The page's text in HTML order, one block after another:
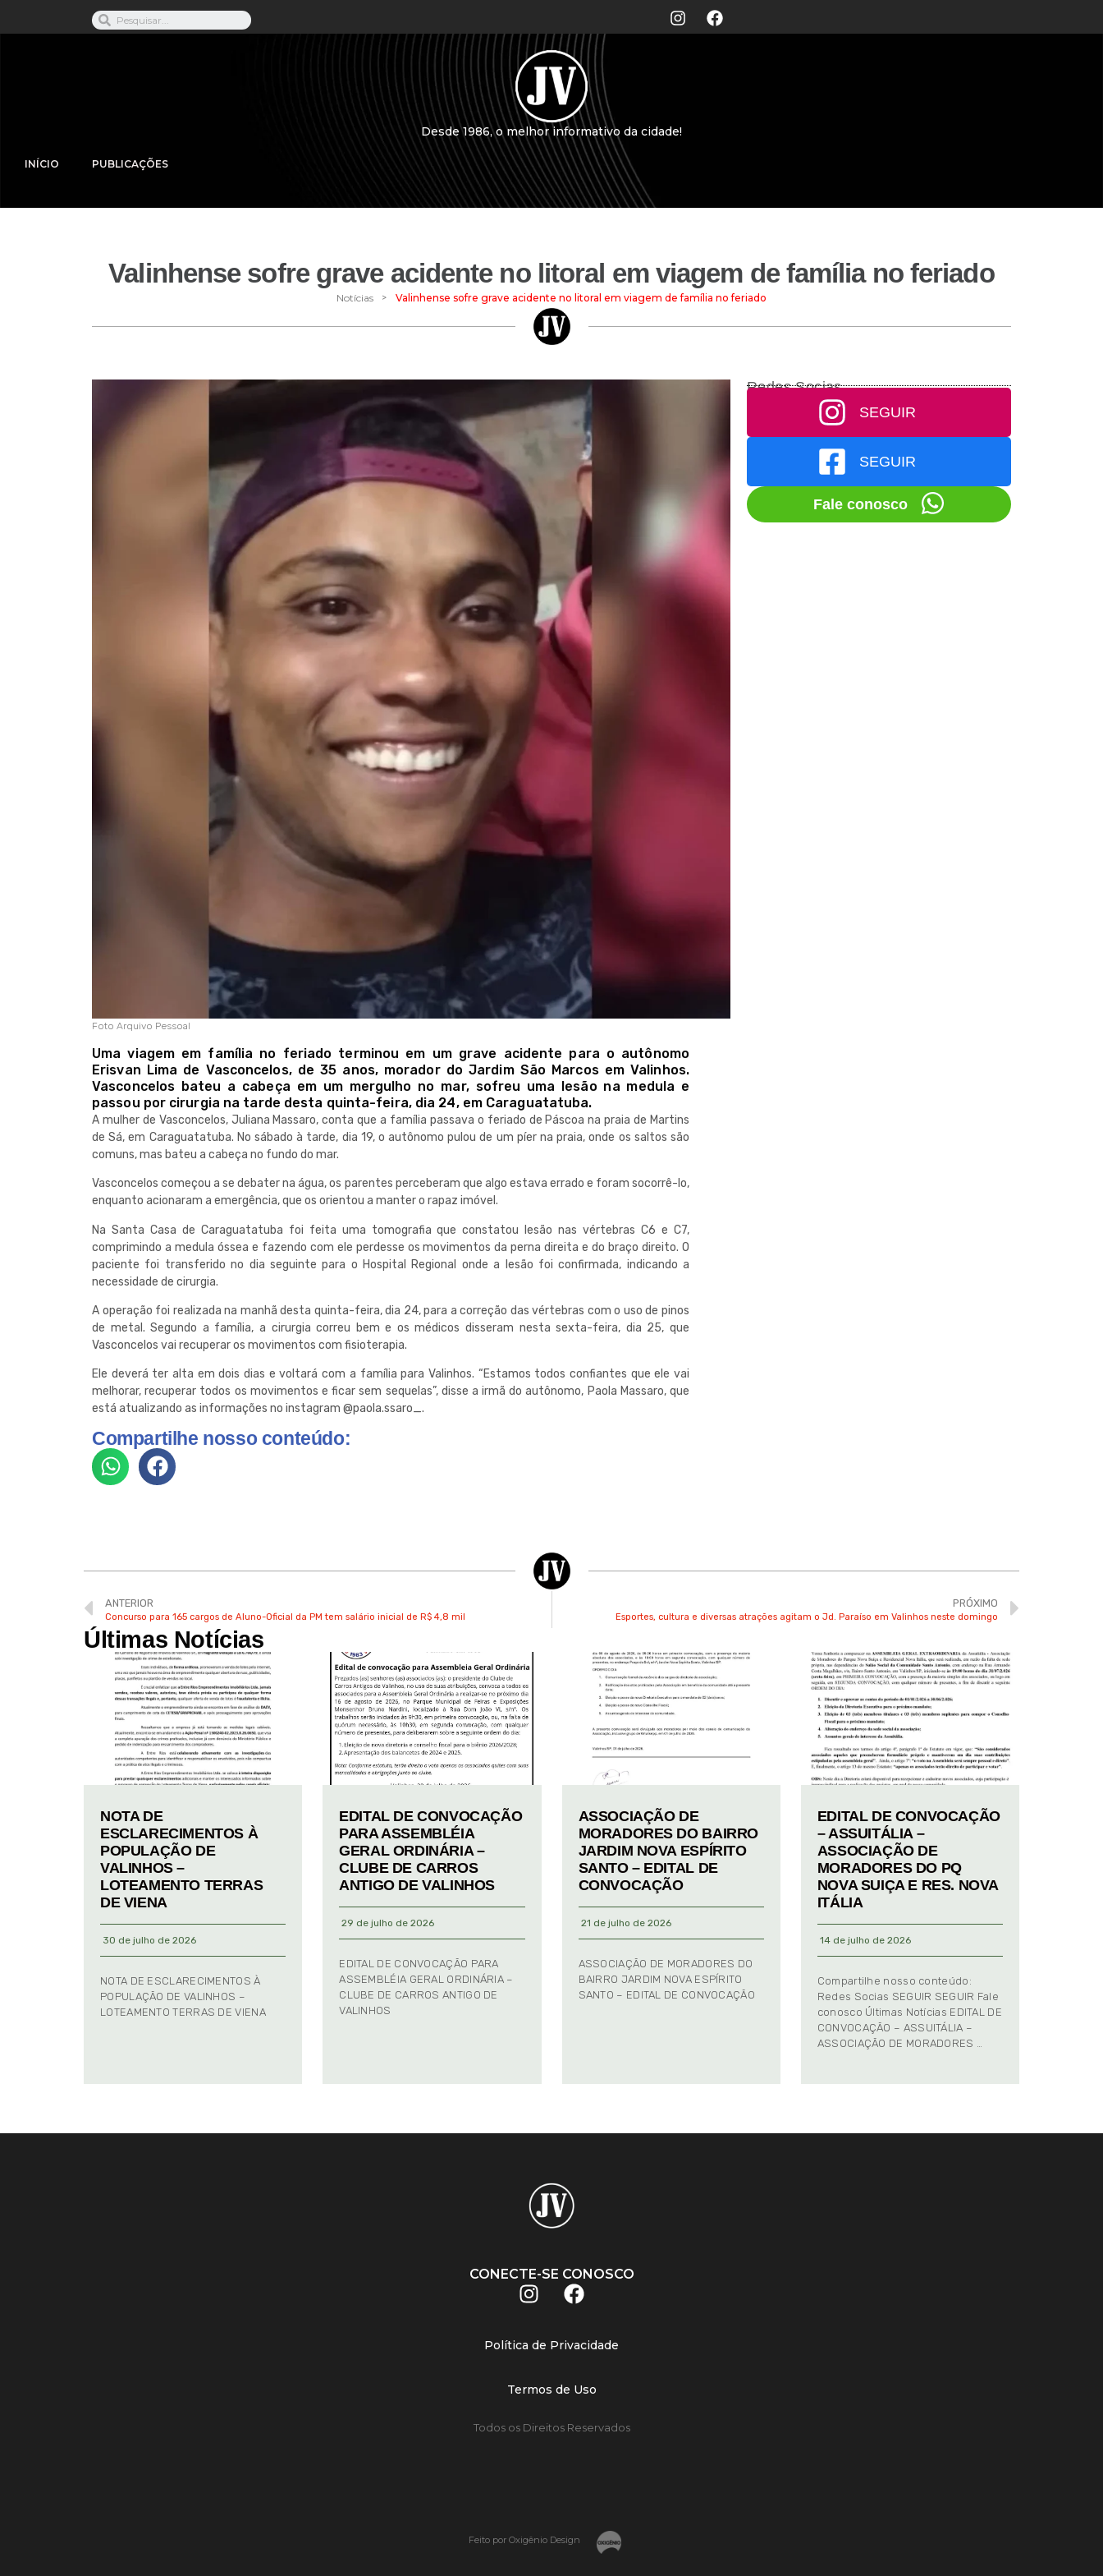
Desde 1986, o melhor informativo da cidade!
INÍCIO PUBLICAÇÕES
Valinhense sofre grave acidente no litoral em viagem de família no feriado
Notícias > Valinhense sofre grave acidente no litoral em viagem de família no feriado
Foto Arquivo Pessoal
Uma viagem em família no feriado terminou em um grave acidente para o autônomo
Erisvan Lima de Vasconcelos, de 35 anos, morador do Jardim São Marcos em Valinhos.
Vasconcelos bateu a cabeça em um mergulho no mar, sofreu uma lesão na medula e
passou por cirurgia na tarde desta quinta-feira, dia 24, em Caraguatatuba.
A mulher de Vasconcelos, Juliana Massaro, conta que a família passava o feriado de Páscoa na praia de Martins
de Sá, em Caraguatatuba. No sábado à tarde, dia 19, o autônomo pulou de um píer na praia, onde os saltos são
comuns, mas bateu a cabeça no fundo do mar.
Vasconcelos começou a se debater na água, os parentes perceberam que algo estava errado e foram socorrê-lo,
enquanto acionaram a emergência, que os orientou a manter o rapaz imóvel.
Na Santa Casa de Caraguatatuba foi feita uma tomografia que constatou lesão nas vértebras C6 e C7,
comprimindo a medula óssea e fazendo com ele perdesse os movimentos da perna direita e do braço direito. O
paciente foi transferido no dia seguinte para o Hospital Regional onde a lesão foi confirmada, indicando a
necessidade de cirurgia.
A operação foi realizada na manhã desta quinta-feira, dia 24, para a correção das vértebras com o uso de pinos
de metal. Segundo a família, a cirurgia correu bem e os médicos disseram nesta sexta-feira, dia 25, que
Vasconcelos vai recuperar os movimentos com fisioterapia.
Ele deverá ter alta em dois dias e voltará com a família para Valinhos. “Estamos todos confiantes que ele vai
melhorar, recuperar todos os movimentos e ficar sem sequelas”, disse a irmã do autônomo, Paola Massaro, que
está atualizando as informações no instagram @paola.ssaro_.
Compartilhe nosso conteúdo:
Redes Socias
SEGUIR
SEGUIR
Fale conosco
ANTERIOR
Concurso para 165 cargos de Aluno-Oficial da PM tem salário inicial de R$ 4,8 mil
PRÓXIMO
Esportes, cultura e diversas atrações agitam o Jd. Paraíso em Valinhos neste domingo
Últimas Notícias
NOTA DE
ESCLARECIMENTOS À
POPULAÇÃO DE
VALINHOS –
LOTEAMENTO TERRAS
DE VIENA
30 de julho de 2026
NOTA DE ESCLARECIMENTOS À
POPULAÇÃO DE VALINHOS –
LOTEAMENTO TERRAS DE VIENA
EDITAL DE CONVOCAÇÃO
PARA ASSEMBLÉIA
GERAL ORDINÁRIA –
CLUBE DE CARROS
ANTIGO DE VALINHOS
29 de julho de 2026
EDITAL DE CONVOCAÇÃO PARA
ASSEMBLÉIA GERAL ORDINÁRIA –
CLUBE DE CARROS ANTIGO DE
VALINHOS
ASSOCIAÇÃO DE
MORADORES DO BAIRRO
JARDIM NOVA ESPÍRITO
SANTO – EDITAL DE
CONVOCAÇÃO
21 de julho de 2026
ASSOCIAÇÃO DE MORADORES DO
BAIRRO JARDIM NOVA ESPÍRITO
SANTO – EDITAL DE CONVOCAÇÃO
EDITAL DE CONVOCAÇÃO
– ASSUITÁLIA –
ASSOCIAÇÃO DE
MORADORES DO PQ
NOVA SUIÇA E RES. NOVA
ITÁLIA
14 de julho de 2026
Compartilhe nosso conteúdo:
Redes Socias SEGUIR SEGUIR Fale
conosco Últimas Notícias EDITAL DE
CONVOCAÇÃO – ASSUITÁLIA –
ASSOCIAÇÃO DE MORADORES …
CONECTE-SE CONOSCO
Política de Privacidade
Termos de Uso
Todos os Direitos Reservados
Feito por Oxigênio Design